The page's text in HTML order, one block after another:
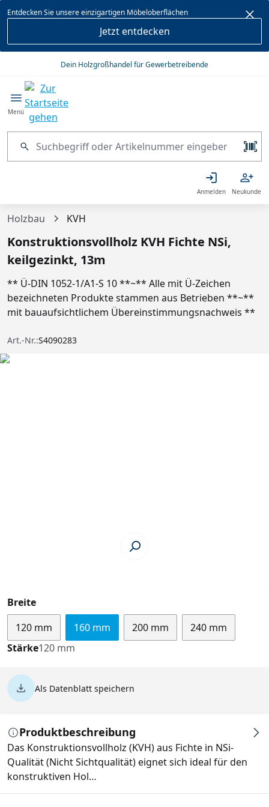
springen
Entdecken Sie unsere einzigartigen Möbeloberflächen
Jetzt entdecken
Dein Holzgroßhandel für Gewerbetreibende
Menü
Anmelden Neukunde
Holzbau KVH
Konstruktionsvollholz KVH Fichte NSi,
keilgezinkt, 13m
** Ü-DIN 1052-1/A1-S 10 **~** Alle mit Ü-Zeichen
bezeichneten Produkte stammen aus Betrieben **~**
mit bauaufsichtlichem Übereinstimmungsnachweis **
Art.-Nr.:S4090283
Breiteauswählen
120 mm
160 mm 200 mm
240 mm
Stärke120 mm
Als Datenblatt speichern
Produktbeschreibung
Das Konstruktionsvollholz (KVH) aus Fichte in NSi-
Qualität (Nicht Sichtqualität) eignet sich ideal für den
konstruktiven Hol…